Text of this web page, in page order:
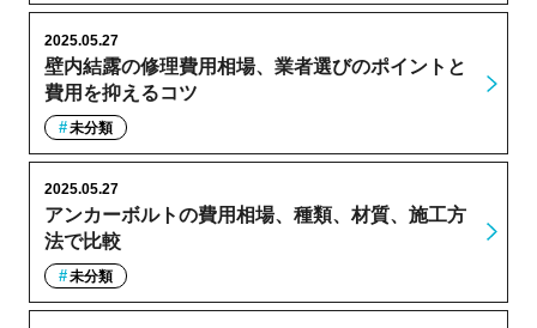
壁内結露の修理費用相場、業者選びのポイントと
費用を抑えるコツ
2025.05.27
未分類
アンカーボルトの費用相場、種類、材質、施工方
法で比較
2025.05.27
未分類